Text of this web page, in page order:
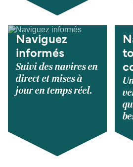
Naviguez
informés
Suivi des navires en
direct et mises à
jour en temps réel.